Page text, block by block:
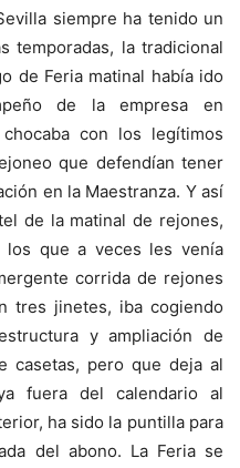
siempre ha tenido un
temporadas, la tradicional
de Feria matinal había ido
de la empresa en
con los legítimos
que defendían tener
en la Maestranza. Y así
de la matinal de rejones,
los que a veces les venía
corrida de rejones
tres jinetes, iba cogiendo
y ampliación de
casetas, pero que deja al
fuera del calendario al
ha sido la puntilla para
del abono. La Feria se